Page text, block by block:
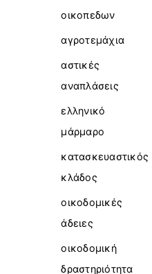
οικοπεδων
αγροτεμάχια
αστικές
αναπλάσεις
ελληνικό
μάρμαρο
κατασκευαστικός
κλάδος
οικοδομικές
άδειες
οικοδομική
δραστηριότητα